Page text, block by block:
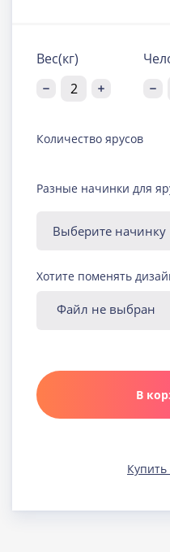
Вес(кг)
Количество ярусов
Разные начинки для
Узнать
Узнать
Узнать
(постная)
Хотите поменять
Файл не выбран
В